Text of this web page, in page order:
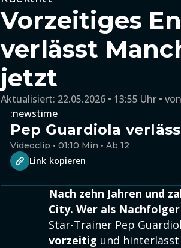
Vorzeitiges
verlässt
jetzt
Aktualisiert: 22.05.2026 • 13:55 Uhr von
:newstime
Pep Guardiola
Videoclip • 01:10 Min • Ab 12
Link kopieren
Nach zehn Jahren und
City. Wer als
Star-Trainer Pep
vorzeitig und hinterlässt